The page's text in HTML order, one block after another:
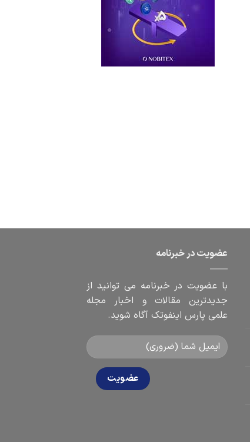
عضویت در خبرنامه
با عضویت در خبرنامه می توانید از
جدیدترین مقالات و اخبار مجله
علمی پارس اینفوتک آگاه شوید.